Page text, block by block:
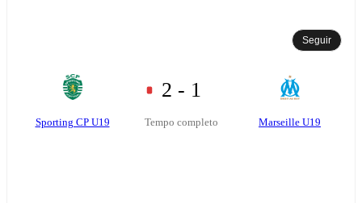
Seguir
Sporting CP U19
2 - 1
Tempo completo Marseille U19